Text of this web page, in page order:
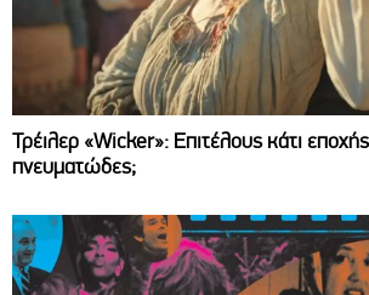
Τρέιλερ «Wicker»: Επιτέλους κάτι
πνευματώδες;